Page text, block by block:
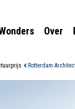
Over
Rotterdam